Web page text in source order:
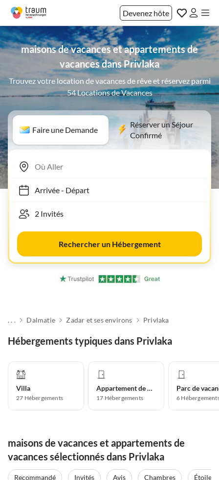
Devenez hôte
maisons de vacances et appartements de
vacances dans Privlaka
Trouvez votre location de vacances de rêve et réservez parmi
54 Locations de Vacances
Faire une Demande
Réserver un Séjour
Confirmé
Arrivée- Départ
Rechercher un Hébergement
. . . Dalmatie Zadar et ses environs Privlaka
Hébergements typiques dans Privlaka
Villa
27 Hébergements
Appartement de vacances
17 Hébergements
Parc de
6
maisons de vacances et appartements de
vacances sélectionnés dans Privlaka
Recommandé Invités Avis Chambres
Étoiles